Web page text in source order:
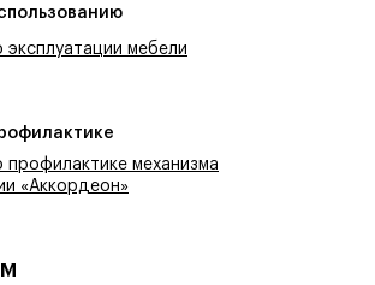
эксплуатации мебели
профилактике механизма
«Аккордеон»